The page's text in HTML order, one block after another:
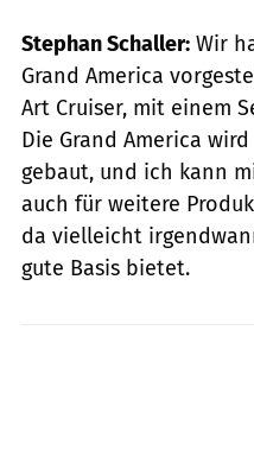
Stephan Schaller: Wir
Grand America
Art Cruiser, mit einem
Die Grand America
gebaut, und ich kann
auch für weitere
da vielleicht
gute Basis bietet.